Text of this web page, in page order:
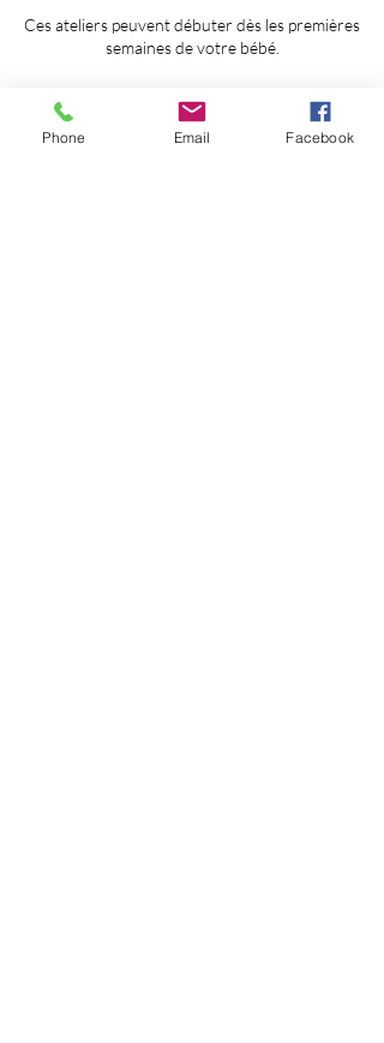
Ces ateliers peuvent débuter dès les premières
Phone Email Facebook